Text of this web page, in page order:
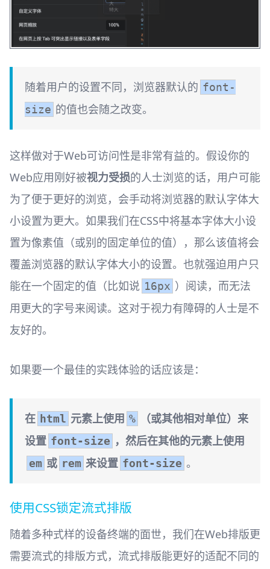
随着用户的设置不同，浏览器默认的 font-
size 的值也会随之改变。
这样做对于Web可访问性是非常有益的。假设你的
Web应用刚好被视力受损的人士浏览的话，用户可能
为了便于更好的浏览，会手动将浏览器的默认字体大
小设置为更大。如果我们在CSS中将基本字体大小设
置为像素值（或别的固定单位的值），那么该值将会
覆盖浏览器的默认字体大小的设置。也就强迫用户只
能在一个固定的值（比如说 16px ）阅读，而无法
用更大的字号来阅读。这对于视力有障碍的人士是不
友好的。
如果要一个最佳的实践体验的话应该是：
在 html 元素上使用 %
（或其他相对单位）来
设置 font-size ，然后在其他的元素上使用
em 或 rem 来设置 font-size 。
使用CSS锁定流式排版
随着多种式样的设备终端的面世，我们在Web排版更
需要流式的排版方式，流式排版能更好的适配不同的